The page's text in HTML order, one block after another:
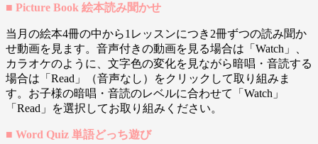
■ Picture Book 絵本読み聞かせ
当月の絵本4冊の中から1レッスンにつき2冊ずつの読み聞か
せ動画を見ます。音声付きの動画を見る場合は「Watch」、
カラオケのように、文字色の変化を見ながら暗唱・音読する
場合は「Read」（音声なし）をクリックして取り組みま
す。お子様の暗唱・音読のレベルに合わせて「Watch」
「Read」を選択してお取り組みください。
■ Word Quiz 単語どっち遊び